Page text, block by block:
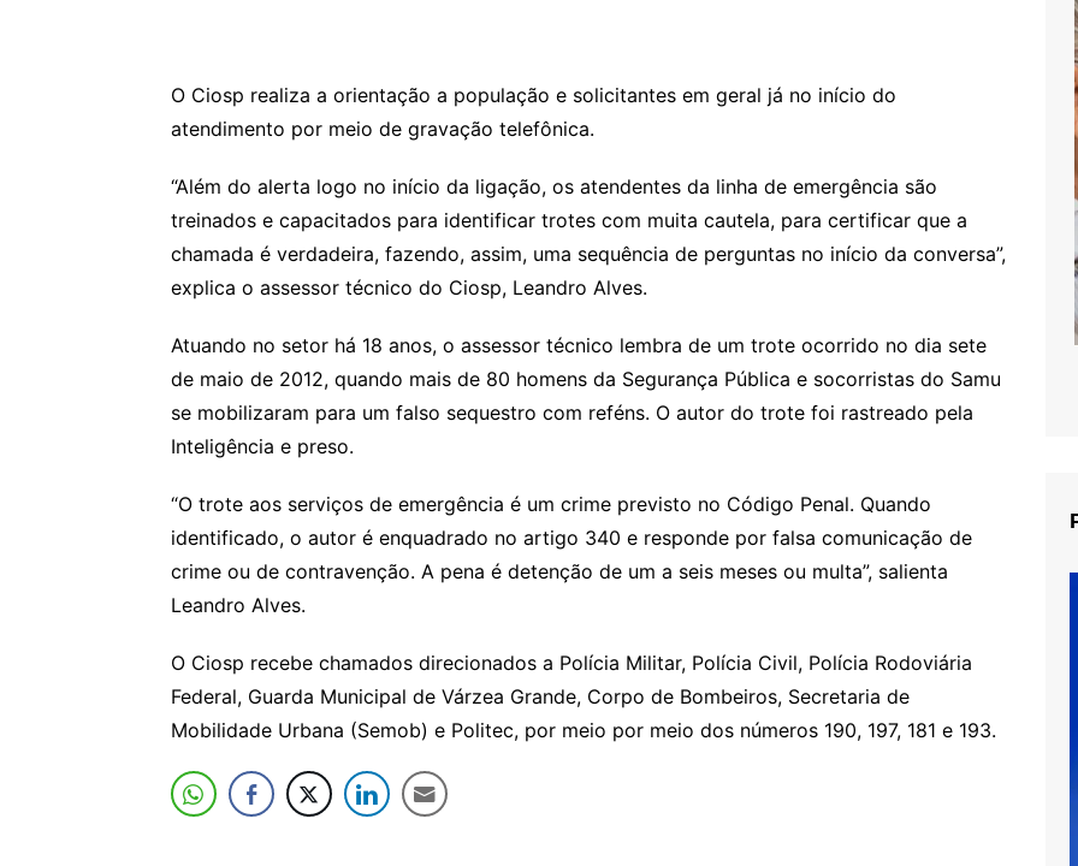
O Ciosp realiza a orientação a população e solicitantes em geral já no início do
atendimento por meio de gravação telefônica.
“Além do alerta logo no início da ligação, os atendentes da linha de emergência são
treinados e capacitados para identificar trotes com muita cautela, para certificar que a
chamada é verdadeira, fazendo, assim, uma sequência de perguntas no início da conversa”,
explica o assessor técnico do Ciosp, Leandro Alves.
Atuando no setor há 18 anos, o assessor técnico lembra de um trote ocorrido no dia sete
de maio de 2012, quando mais de 80 homens da Segurança Pública e socorristas do Samu
se mobilizaram para um falso sequestro com reféns. O autor do trote foi rastreado pela
Inteligência e preso.
“O trote aos serviços de emergência é um crime previsto no Código Penal. Quando
identificado, o autor é enquadrado no artigo 340 e responde por falsa comunicação de
crime ou de contravenção. A pena é detenção de um a seis meses ou multa”, salienta
Leandro Alves.
O Ciosp recebe chamados direcionados a Polícia Militar, Polícia Civil, Polícia Rodoviária
Federal, Guarda Municipal de Várzea Grande, Corpo de Bombeiros, Secretaria de
Mobilidade Urbana (Semob) e Politec, por meio por meio dos números 190, 197, 181 e 193.